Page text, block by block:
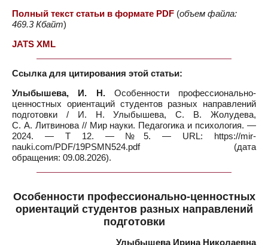
Полный текст статьи в формате PDF (объем файла:
469.3 Кбайт)
JATS XML
Ссылка для цитирования этой статьи:
Улыбышева, И. Н.Особенности профессионально-
ценностных ориентаций студентов разных направлений
подготовки / И. Н. Улыбышева, С. В. Жолудева,
С. А. Литвинова // Мир науки. Педагогика и психология. —
2024. — Т 12. — №5. — URL: https://mir-
nauki.com/PDF/19PSMN524.pdf (дата
обращения: 09.08.2026).
Особенности профессионально-ценностных
ориентаций студентов разных направлений
подготовки
Улыбышева Ирина Николаевна